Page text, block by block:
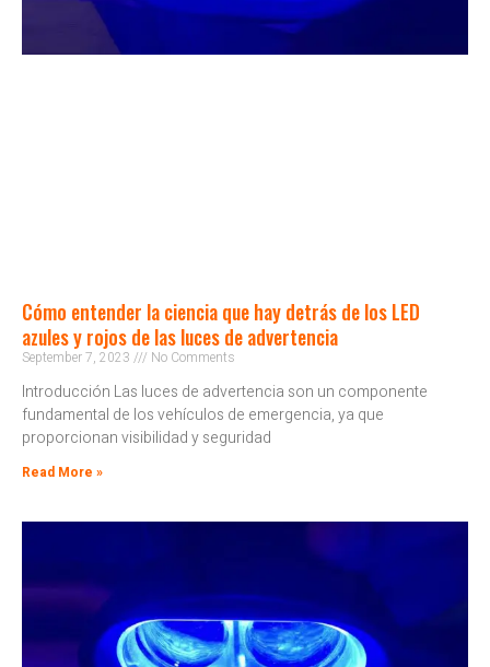
Cómo entender la ciencia que hay detrás de los LED
azules y rojos de las luces de advertencia
September 7, 2023 No Comments
Introducción Las luces de advertencia son un componente
fundamental de los vehículos de emergencia, ya que
proporcionan visibilidad y seguridad
Read More »